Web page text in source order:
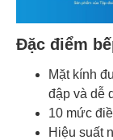
Đặc điểm
Mặt kính
đập và dễ
10 mức
Hiệu suất